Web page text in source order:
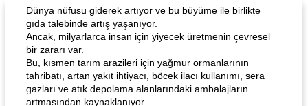
Dünya nüfusu giderek artıyor ve bu büyüme ile birlikte
gıda talebinde artış yaşanıyor.
Ancak, milyarlarca insan için yiyecek üretmenin çevresel
bir zararı var.
Bu, kısmen tarım arazileri için yağmur ormanlarının
tahribatı, artan yakıt ihtiyacı, böcek ilacı kullanımı, sera
gazları ve atık depolama alanlarındaki ambalajların
artmasından kaynaklanıyor.